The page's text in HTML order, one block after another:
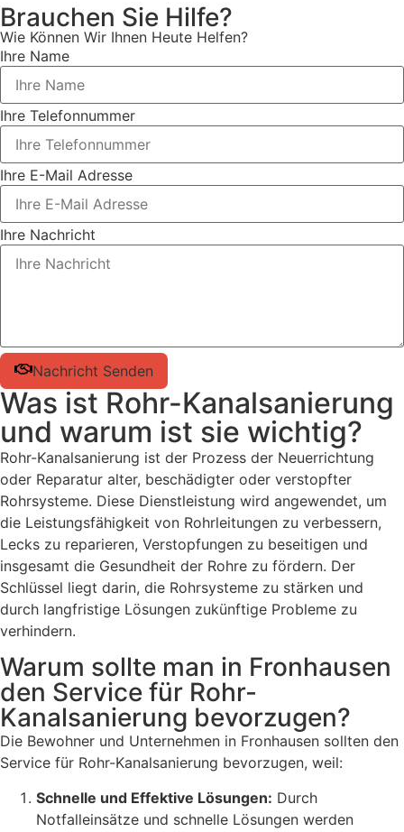
Brauchen Sie Hilfe?
Wie Können Wir Ihnen Heute Helfen?
Ihre Name
Ihre Telefonnummer
Ihre E-Mail Adresse
Ihre Nachricht
Nachricht Senden
Was ist Rohr-Kanalsanierung
und warum ist sie wichtig?
Rohr-Kanalsanierung ist der Prozess der Neuerrichtung
oder Reparatur alter, beschädigter oder verstopfter
Rohrsysteme. Diese Dienstleistung wird angewendet, um
die Leistungsfähigkeit von Rohrleitungen zu verbessern,
Lecks zu reparieren, Verstopfungen zu beseitigen und
insgesamt die Gesundheit der Rohre zu fördern. Der
Schlüssel liegt darin, die Rohrsysteme zu stärken und
durch langfristige Lösungen zukünftige Probleme zu
verhindern.
Warum sollte man in Fronhausen
den Service für Rohr-
Kanalsanierung bevorzugen?
Die Bewohner und Unternehmen in Fronhausen sollten den
Service für Rohr-Kanalsanierung bevorzugen, weil:
Schnelle und Effektive Lösungen: Durch
Notfalleinsätze und schnelle Lösungen werden